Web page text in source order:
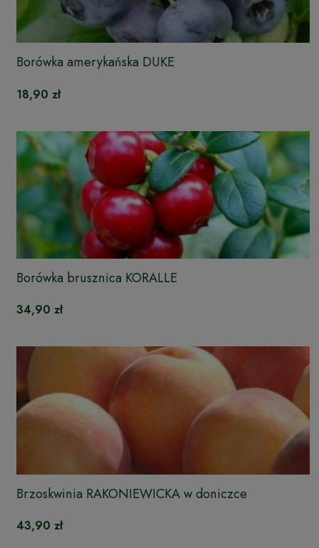
Borówka amerykańska DUKE
18,90 zł
Borówka brusznica KORALLE
34,90 zł
Brzoskwinia RAKONIEWICKA w doniczce
43,90 zł